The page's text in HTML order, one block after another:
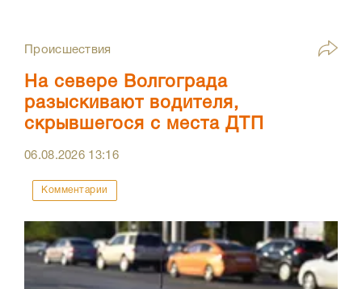
Происшествия
На севере Волгограда
разыскивают водителя,
скрывшегося с места ДТП
06.08.2026 13:16
Комментарии